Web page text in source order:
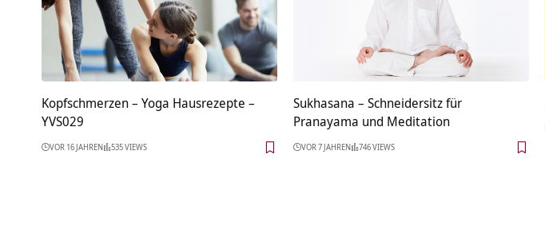
Kopfschmerzen – Yoga Hausrezepte –
YVS029
VOR 16 JAHREN 535 VIEWS
Sukhasana – Schneidersitz für
Pranayama und Meditation
VOR 7 JAHREN 746 VIEWS